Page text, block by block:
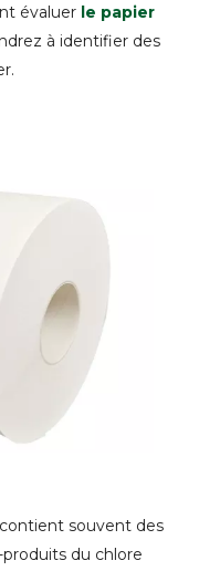
évaluer le papier
à identifier des
souvent des
du chlore